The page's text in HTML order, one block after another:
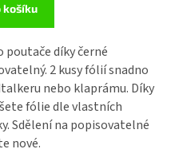
košíku
díky černé
2 kusy fólií snadno
nebo klaprámu. Díky
fólie dle vlastních
Sdělení na popisovatelné
nové.